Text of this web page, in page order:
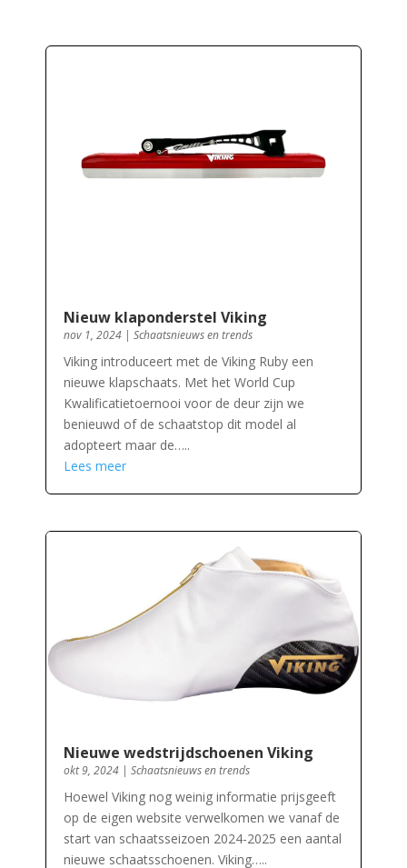
Nieuw klaponderstel Viking
nov 1, 2024| Schaatsnieuws en trends
Viking introduceert met de Viking Ruby een
nieuwe klapschaats. Met het World Cup
Kwalificatietoernooi voor de deur zijn we
benieuwd of de schaatstop dit model al
adopteert maar de…..
Lees meer
Nieuwe wedstrijdschoenen Viking
okt 9, 2024| Schaatsnieuws en trends
Hoewel Viking nog weinig informatie prijsgeeft
op de eigen website verwelkomen we vanaf de
start van schaatsseizoen 2024-2025 een aantal
nieuwe schaatsschoenen. Viking…..